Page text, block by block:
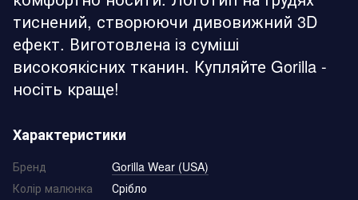
тиснений, створюючи дивовижний 3D
ефект. Виготовлена із суміші
високоякісних тканин. Купляйте Gorilla -
носіть краще!
Характеристики
Бренд
Gorilla Wear (USA)
Колір малюнка
Срібло